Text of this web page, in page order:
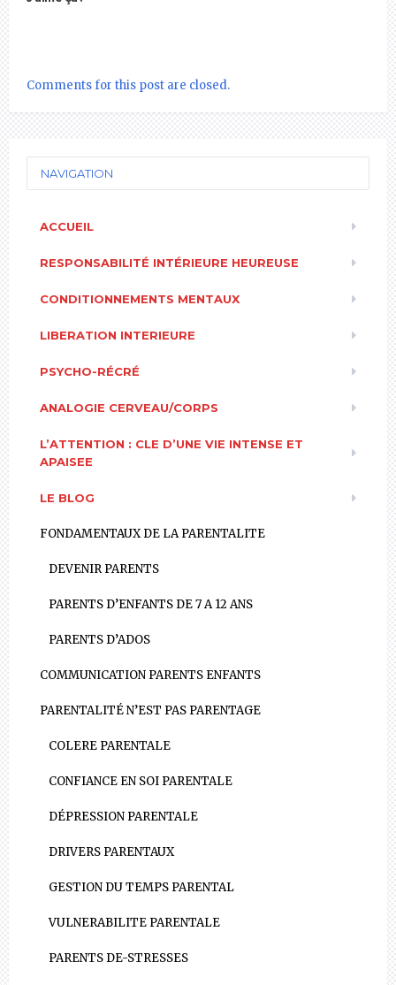
Comments for this post are closed.
NAVIGATION
ACCUEIL
RESPONSABILITÉ INTÉRIEURE HEUREUSE
CONDITIONNEMENTS MENTAUX
LIBERATION INTERIEURE
PSYCHO-RÉCRÉ
ANALOGIE CERVEAU/CORPS
L’ATTENTION : CLE D’UNE VIE INTENSE ET
APAISEE
LE BLOG
FONDAMENTAUX DE LA PARENTALITE
DEVENIR PARENTS
PARENTS D’ENFANTS DE 7 A 12 ANS
PARENTS D’ADOS
COMMUNICATION PARENTS ENFANTS
PARENTALITÉ N’EST PAS PARENTAGE
COLERE PARENTALE
CONFIANCE EN SOI PARENTALE
DÉPRESSION PARENTALE
DRIVERS PARENTAUX
GESTION DU TEMPS PARENTAL
VULNERABILITE PARENTALE
PARENTS DE-STRESSES